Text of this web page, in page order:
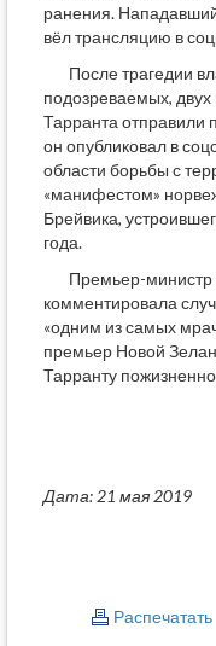
ранения.
вёл трансляцию в
После трагедии
подозреваемых, двух
Тарранта отправили
он опубликовал в
области борьбы с
«манифестом»
Брейвика,
года.
Премьер-
комментировала
«одним из самых
премьер Новой
Тарранту
Дата: 21 мая 2019
Распечатать